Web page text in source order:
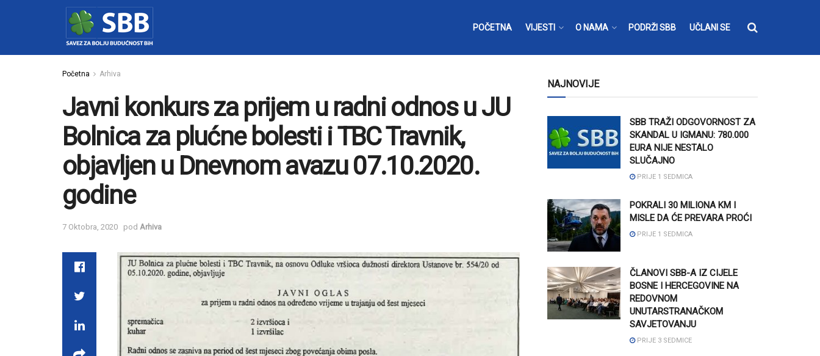
POČETNA VIJESTI O NAMA PODRŽI SBB UČLANI SE
Početna Arhiva
Javni konkurs za prijem u radni odnos u JU
Bolnica za plućne bolesti i TBC Travnik,
objavljen u Dnevnom avazu 07.10.2020.
godine
7 Oktobra, 2020 pod Arhiva
NAJNOVIJE
SBB TRAŽI ODGOVORNOST ZA
SKANDAL U IGMANU: 780.000
EURA NIJE NESTALO
SLUČAJNO
PRIJE 1 SEDMICA
POKRALI 30 MILIONA KM I
MISLE DA ĆE PREVARA PROĆI
PRIJE 1 SEDMICA
ČLANOVI SBB-A IZ CIJELE
BOSNE I HERCEGOVINE NA
REDOVNOM
UNUTARSTRANAČKOM
SAVJETOVANJU
PRIJE 3 SEDMICE